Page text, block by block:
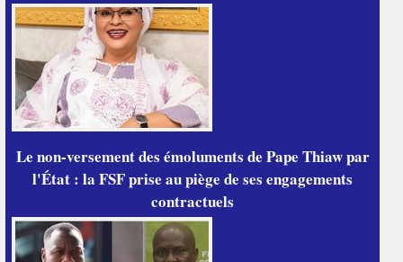
Le non-versement des émoluments de Pape Thiaw par
l'État : la FSF prise au piège de ses engagements
contractuels